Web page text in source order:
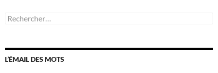
Rechercher :
L’ÉMAIL DES MOTS